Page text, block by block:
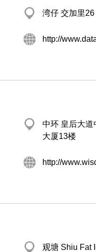
湾仔 交加里26
http://
中环 皇后大
大厦13楼
http://
观塘 Shiu Fat